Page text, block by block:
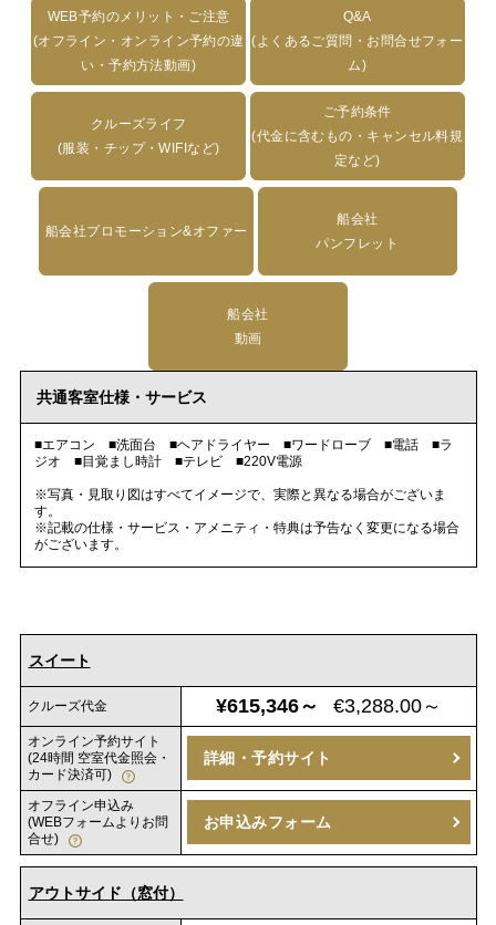
WEB予約のメリット・ご注意
(オフライン・オンライン予約の違
い・予約方法動画)
Q&A
(よくあるご質問・お問合せフォー
ム)
クルーズライフ
(服装・チップ・WIFIなど)
ご予約条件
(代金に含むもの・キャンセル料規
定など)
船会社プロモーション&オファー
船会社
パンフレット
船会社
動画
共通客室仕様・サービス
■エアコン ■洗面台 ■ヘアドライヤー ■ワードローブ ■電話 ■ラ
ジオ ■目覚まし時計 ■テレビ ■220V電源
※写真・見取り図はすべてイメージで、実際と異なる場合がございま
す。
※記載の仕様・サービス・アメニティ・特典は予告なく変更になる場合
がございます。
スイート
クルーズ代金 ¥615,346～ €3,288.00～
オンライン予約サイト
(24時間 空室代金照会・
カード決済可)
詳細・予約サイト
オフライン申込み
(WEBフォームよりお問
合せ)
お申込みフォーム
アウトサイド（窓付）